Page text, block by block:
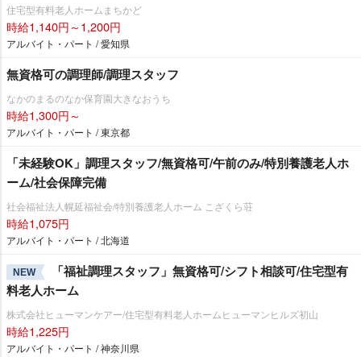
住宅型有料老人ホームまちかど
時給1,140円～1,200円
アルバイト・パート / 愛知県
無資格可の調理師/調理スタッフ
なかのまるのなか保育園大きなおうち
時給1,300円～
アルバイト・パート / 東京都
「未経験OK」調理スタッフ/無資格可/午前のみ/特別養護老人ホ
ーム/社会保障完備
社会福祉法人幌延福祉会/特別養護老人ホーム こざくら荘
時給1,075円
アルバイト・パート / 北海道
NEW
「福祉調理スタッフ」無資格可/シフト相談可/住宅型有
料老人ホーム
株式会社ヒューマンケアー/住宅型有料老人ホームヒューマンヒルズ初山
時給1,225円
アルバイト・パート / 神奈川県